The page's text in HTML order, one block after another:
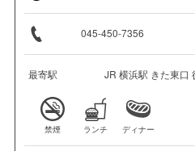
045-450-7356
最寄駅 JR 横浜駅 きた東口
禁煙 ランチ ディナー